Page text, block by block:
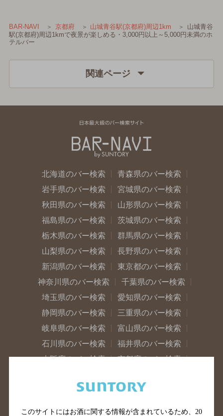
BAR-NAVI 京都府 山城青谷駅(京都府)周辺1km
山城青谷
駅(京都府)周辺1kmで夜景が楽しめる・3,000円以上～5,000円未満のホ
テルバー
関連ページ
北海道のバー検索
青森県のバー検索
岩手県のバー検索
宮城県のバー検索
秋田県のバー検索
山形県のバー検索
福島県のバー検索
茨城県のバー検索
栃木県のバー検索
群馬県のバー検索
山梨県のバー検索
長野県のバー検索
新潟県のバー検索
東京都のバー検索
神奈川県のバー検索
千葉県のバー検索
埼玉県のバー検索
愛知県のバー検索
静岡県のバー検索
三重県のバー検索
岐阜県のバー検索
富山県のバー検索
石川県のバー検索
福井県のバー検索
大阪府のバー検索
京都府のバー検索
滋賀県のバー検索
和歌山県のバー検索
このサイトにはお酒に関する情報が含まれているため、 20